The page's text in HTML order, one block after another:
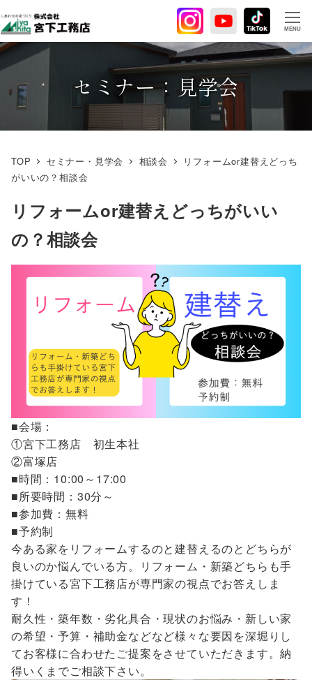
イ
ン
テ
ツ
MENU
セミナー：見学会
TOP セミナー・見学会 相談会
リフォームor建替えどっち
がいいの？相談会
リフォームor建替えどっちがいい
の？相談会
■会場：
①宮下工務店 初生本社
②富塚店
■時間：10:00～17:00
■所要時間：30分～
■参加費：無料
■予約制
今ある家をリフォームするのと建替えるのとどちらが
良いのか悩んでいる方。リフォーム・新築どちらも手
掛けている宮下工務店が専門家の視点でお答えしま
す！
耐久性・築年数・劣化具合・現状のお悩み・新しい家
の希望・予算・補助金などなど様々な要因を深堀りし
てお客様に合わせたご提案をさせていただきます。納
得いくまでご相談下さい。